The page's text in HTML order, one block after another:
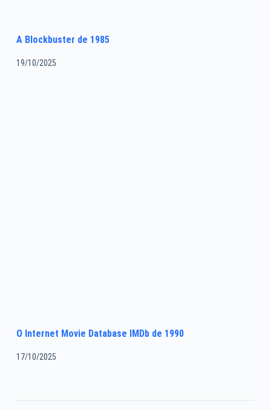
A Blockbuster de 1985
19/10/2025
O Internet Movie Database IMDb de 1990
17/10/2025